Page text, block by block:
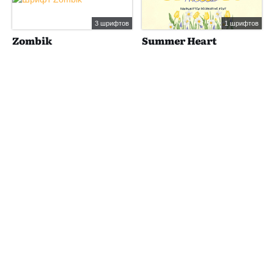
3 шрифтов
Zombik
1 шрифтов
Summer Heart